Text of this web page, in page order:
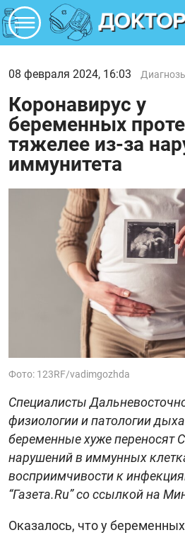
08 февраля 2024, 16:03
Коронавирус у
беременных
тяжелее из-за
иммунитета
Фото: 123RF/vadimgozhda
Специалисты
физиологии и патологии
беременные хуже переносят
нарушений в иммунных
восприимчивости к
“Газета.Ru” со ссылкой на
Оказалось, что у